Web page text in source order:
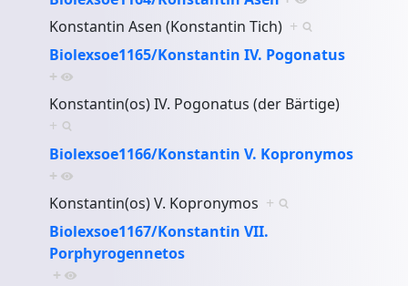
Konstantin Asen (Konstantin Tich) +
Biolexsoe1165/Konstantin IV. Pogonatus
+
Konstantin(os) IV. Pogonatus (der Bärtige)
+
Biolexsoe1166/Konstantin V. Kopronymos
+
Konstantin(os) V. Kopronymos +
Biolexsoe1167/Konstantin VII.
Porphyrogennetos
+